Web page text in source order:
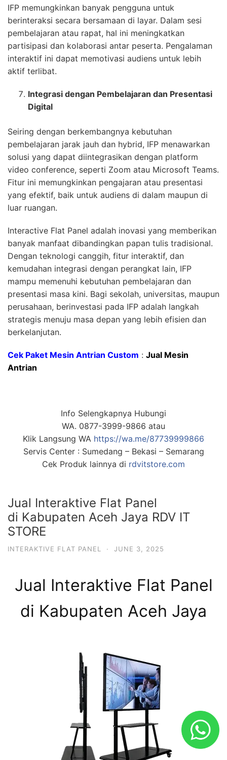
IFP memungkinkan banyak pengguna untuk
berinteraksi secara bersamaan di layar. Dalam sesi
pembelajaran atau rapat, hal ini meningkatkan
partisipasi dan kolaborasi antar peserta. Pengalaman
interaktif ini dapat memotivasi audiens untuk lebih
aktif terlibat.
Integrasi dengan Pembelajaran dan Presentasi
Digital
Seiring dengan berkembangnya kebutuhan
pembelajaran jarak jauh dan hybrid, IFP menawarkan
solusi yang dapat diintegrasikan dengan platform
video conference, seperti Zoom atau Microsoft Teams.
Fitur ini memungkinkan pengajaran atau presentasi
yang efektif, baik untuk audiens di dalam maupun di
luar ruangan.
Interactive Flat Panel adalah inovasi yang memberikan
banyak manfaat dibandingkan papan tulis tradisional.
Dengan teknologi canggih, fitur interaktif, dan
kemudahan integrasi dengan perangkat lain, IFP
mampu memenuhi kebutuhan pembelajaran dan
presentasi masa kini. Bagi sekolah, universitas, maupun
perusahaan, berinvestasi pada IFP adalah langkah
strategis menuju masa depan yang lebih efisien dan
berkelanjutan.
Cek Paket Mesin Antrian Custom : Jual Mesin
Antrian
Info Selengkapnya Hubungi
WA. 0877-3999-9866 atau
Klik Langsung WA https://wa.me/87739999866
Servis Center : Sumedang – Bekasi – Semarang
Cek Produk lainnya di rdvitstore.com
Jual Interaktive Flat Panel
di Kabupaten Aceh Jaya RDV IT
STORE
INTERAKTIVE FLAT PANEL · JUNE 3, 2025
Jual Interaktive Flat Panel
di Kabupaten Aceh Jaya